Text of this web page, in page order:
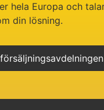
hela Europa och
din lösning.